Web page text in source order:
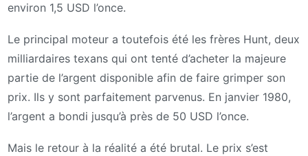
environ 1,5 USD l’once.
Le principal moteur a toutefois été les frères Hunt, deux
milliardaires texans qui ont tenté d’acheter la majeure
partie de l’argent disponible afin de faire grimper son
prix. Ils y sont parfaitement parvenus. En janvier 1980,
l’argent a bondi jusqu’à près de 50 USD l’once.
Mais le retour à la réalité a été brutal. Le prix s’est